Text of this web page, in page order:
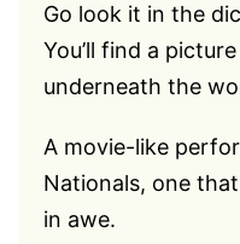
Go look it in the
You’ll find a
underneath the
A movie-like
Nationals, one
in awe.